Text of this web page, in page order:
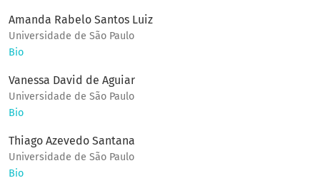
Amanda Rabelo Santos Luiz
Universidade de São Paulo
Bio
Vanessa David de Aguiar
Universidade de São Paulo
Bio
Thiago Azevedo Santana
Universidade de São Paulo
Bio